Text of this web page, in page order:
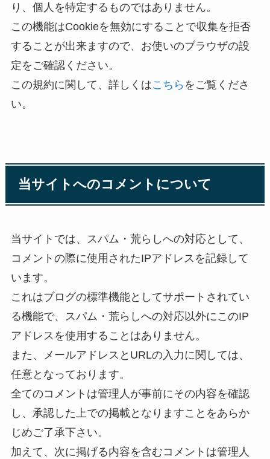
り、個人を特定するものではありません。
この機能はCookieを無効にすることで収集を拒否
することが出来ますので、お使いのブラウザの設
定をご確認ください。
この規約に関して、詳しくはこちら をご覧くださ
い。
当サイトへのコメントについて
当サイトでは、スパム・荒らしへの対応として、
コメントの際に使用されたIPアドレスを記録して
います。
これはブログの標準機能としてサポートされてい
る機能で、スパム・荒らしへの対応以外にこのIP
アドレスを使用することはありません。
また、メールアドレスとURLの入力に関しては、
任意となっております。
全てのコメントは管理人が事前にその内容を確認
し、承認した上での掲載となりますことをあらか
じめご了承下さい。
加えて、次に掲げる内容を含むコメントは管理人